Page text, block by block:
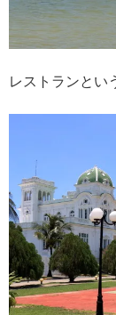
レストランとい